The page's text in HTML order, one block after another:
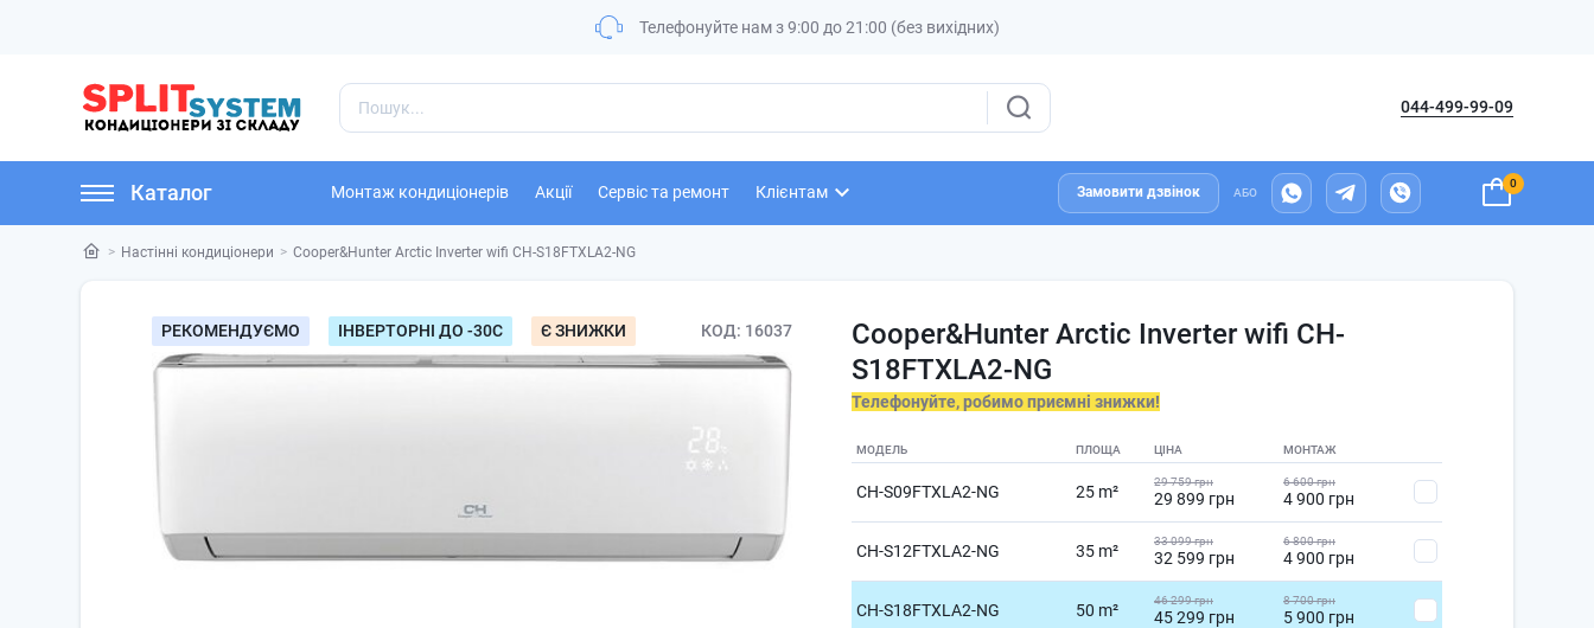
Телефонуйте нам з 9:00 до 21:00 (без вихідних)
044-499-99-09
Монтаж кондиціонерів Акції Сервіс та ремонт Клієнтам Замовити дзвінок АБО
0
Каталог
Настінні кондиціонери Cooper&Hunter Arctic Inverter wifi CH-S18FTXLA2-NG
РЕКОМЕНДУЄМО ІНВЕРТОРНІ ДО -30С Є ЗНИЖКИ КОД 16037
Cooper&Hunter Arctic Inverter wifi CH-
S18FTXLA2-NG
Телефонуйте, робимо приємні знижки!
МОДЕЛЬ ПЛОЩА ЦІНА МОНТАЖ
CH-S09FTXLA2-NG 25 m²
29 759 грн
29 899 грн
6 600 грн
4 900 грн
CH-S12FTXLA2-NG 35 m²
33 099 грн
32 599 грн
6 800 грн
4 900 грн
CH-S18FTXLA2-NG 50 m²
46 299 грн
45 299 грн
8 700 грн
5 900 грн